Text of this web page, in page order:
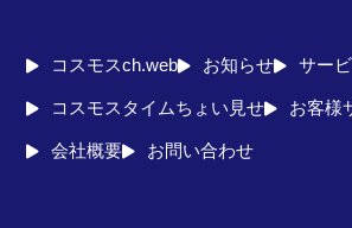
コスモスch.web お知らせ サー
コスモスタイムちょい見せ お客様
会社概要 お問い合わせ